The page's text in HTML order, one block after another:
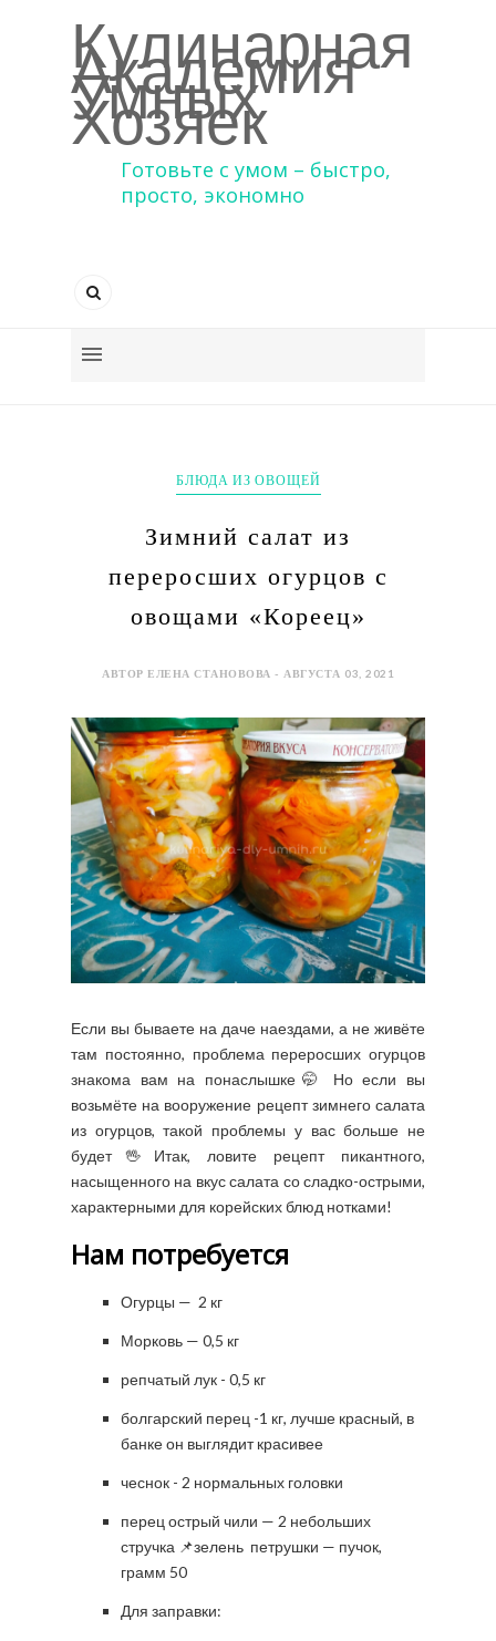
Кулинарная
Академия
Умных
Хозяек
Готовьте с умом – быстро,
просто, экономно
БЛЮДА ИЗ ОВОЩЕЙ
Зимний салат из
переросших огурцов с
овощами «Кореец»
АВТОР ЕЛЕНА СТАНОВОВА - АВГУСТА 03, 2021
Если вы бываете на даче наездами, а не живёте
там постоянно, проблема переросших огурцов
знакома вам на понаслышке🤭 Но если вы
возьмёте на вооружение рецепт зимнего салата
из огурцов, такой проблемы у вас больше не
будет🖖Итак, ловите рецепт пикантного,
насыщенного на вкус салата со сладко-острыми,
характерными для корейских блюд нотками!
Нам потребуется
Огурцы — 2 кг
Морковь — 0,5 кг
репчатый лук - 0,5 кг
болгарский перец -1 кг, лучше красный, в
банке он выглядит красивее
чеснок - 2 нормальных головки
перец острый чили — 2 небольших
стручка 📌зелень петрушки — пучок,
грамм 50
Для заправки: